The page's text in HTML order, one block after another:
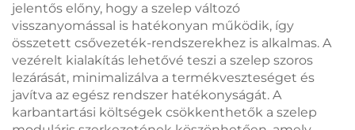
jelentős előny, hogy a szelep változó
visszanyomással is hatékonyan működik, így
összetett csővezeték-rendszerekhez is alkalmas. A
vezérelt kialakítás lehetővé teszi a szelep szoros
lezárását, minimalizálva a termékveszteséget és
javítva az egész rendszer hatékonyságát. A
karbantartási költségek csökkenthetők a szelep